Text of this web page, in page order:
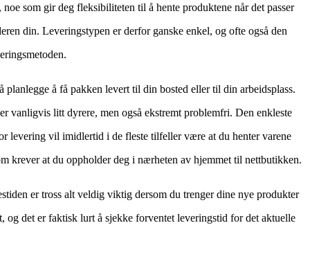
noe som gir deg fleksibiliteten til å hente produktene når det passer
din. Leveringstypen er derfor ganske enkel, og ofte også den
planlegge å få pakken levert til din bosted eller til din arbeidsplass.
vanligvis litt dyrere, men også ekstremt problemfri. Den enkleste
levering vil imidlertid i de fleste tilfeller være at du henter varene
krever at du oppholder deg i nærheten av hjemmet til nettbutikken.
er tross alt veldig viktig dersom du trenger dine nye produkter
og det er faktisk lurt å sjekke forventet leveringstid for det aktuelle